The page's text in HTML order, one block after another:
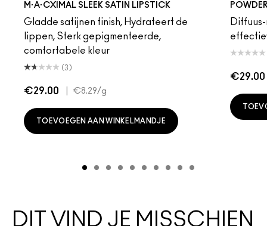
M·A·CXIMAL SLEEK SATIN LIPSTICK
Gladde satijnen finish, Hydrateert de
lippen, Sterk gepigmenteerde,
comfortabele kleur
(3)
€29.00 €8.29/g
TOEVOEGEN AAN WINKELMANDJE
€29.00
DIT VIND JE MISSCHIEN